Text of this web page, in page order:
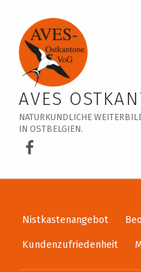
Veranstaltungskalender – AVES Ostkantone VoG
AVES
NATURKUNDLICHE
IN OSTBELGIEN.
AVES
Nistkastenangebot
Kundenzufriedenheit